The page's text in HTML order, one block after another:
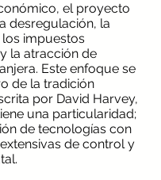
el proyecto
desregulación, la
impuestos
la atracción de
Este enfoque se
de la tradición
por David Harvey,
una particularidad;
de tecnologías con
de control y